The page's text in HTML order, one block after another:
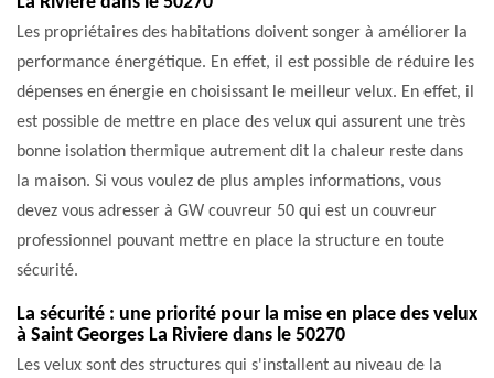
Les propriétaires des habitations doivent songer à améliorer la
performance énergétique. En effet, il est possible de réduire les
dépenses en énergie en choisissant le meilleur velux. En effet, il
est possible de mettre en place des velux qui assurent une très
bonne isolation thermique autrement dit la chaleur reste dans
la maison. Si vous voulez de plus amples informations, vous
devez vous adresser à GW couvreur 50 qui est un couvreur
professionnel pouvant mettre en place la structure en toute
sécurité.
La sécurité : une priorité pour la mise en place des velux
à Saint Georges La Riviere dans le 50270
Les velux sont des structures qui s'installent au niveau de la